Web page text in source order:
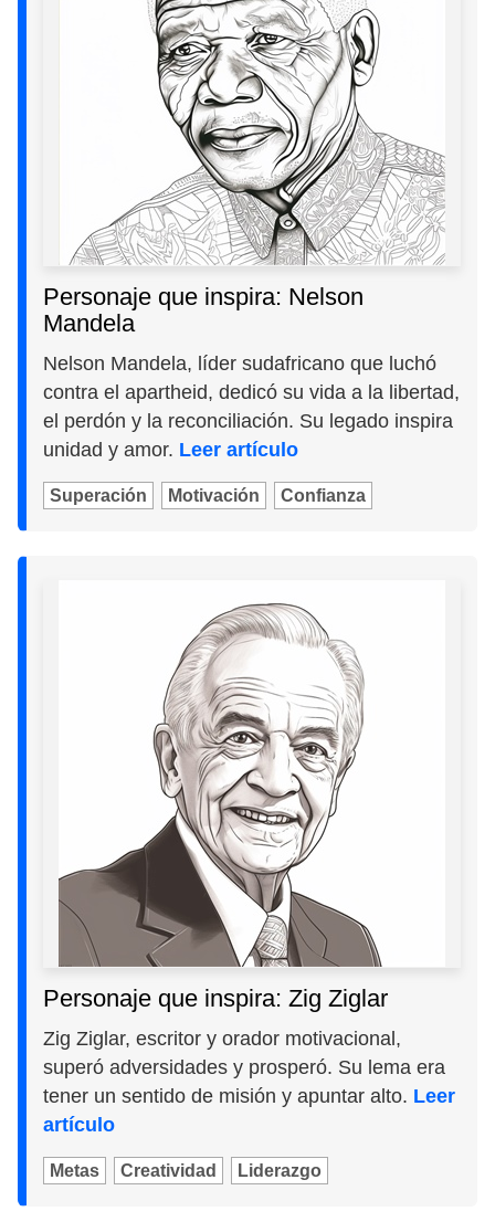
Personaje que inspira: Nelson
Mandela
Nelson Mandela, líder sudafricano que luchó
contra el apartheid, dedicó su vida a la libertad,
el perdón y la reconciliación. Su legado inspira
unidad y amor. Leer artículo
Superación Motivación Confianza
Personaje que inspira: Zig Ziglar
Zig Ziglar, escritor y orador motivacional,
superó adversidades y prosperó. Su lema era
tener un sentido de misión y apuntar alto. Leer
artículo
Metas Creatividad Liderazgo